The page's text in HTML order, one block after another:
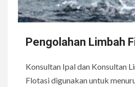
Pengolahan Limbah
Konsultan Ipal dan Konsultan
Flotasi digunakan untuk